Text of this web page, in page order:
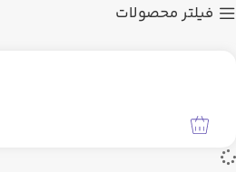
فیلتر محصولات